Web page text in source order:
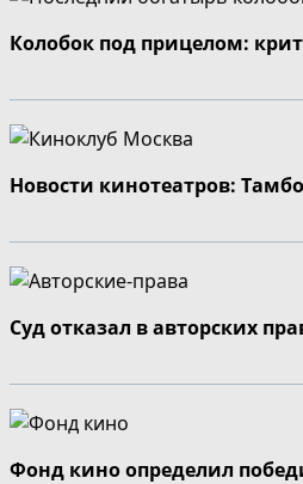
Колобок под прицелом:
Новости кинотеатров:
Суд отказал в авторских
Фонд кино определил